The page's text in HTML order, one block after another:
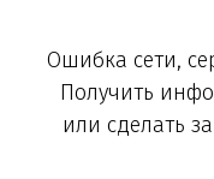
Ошибка сети,
Получить
или сделать